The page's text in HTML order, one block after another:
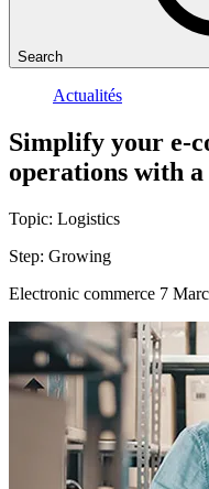
Search
Actualités
Simplify your e-
operations with a
Topic: Logistics
Step: Growing
Electronic commerce 7